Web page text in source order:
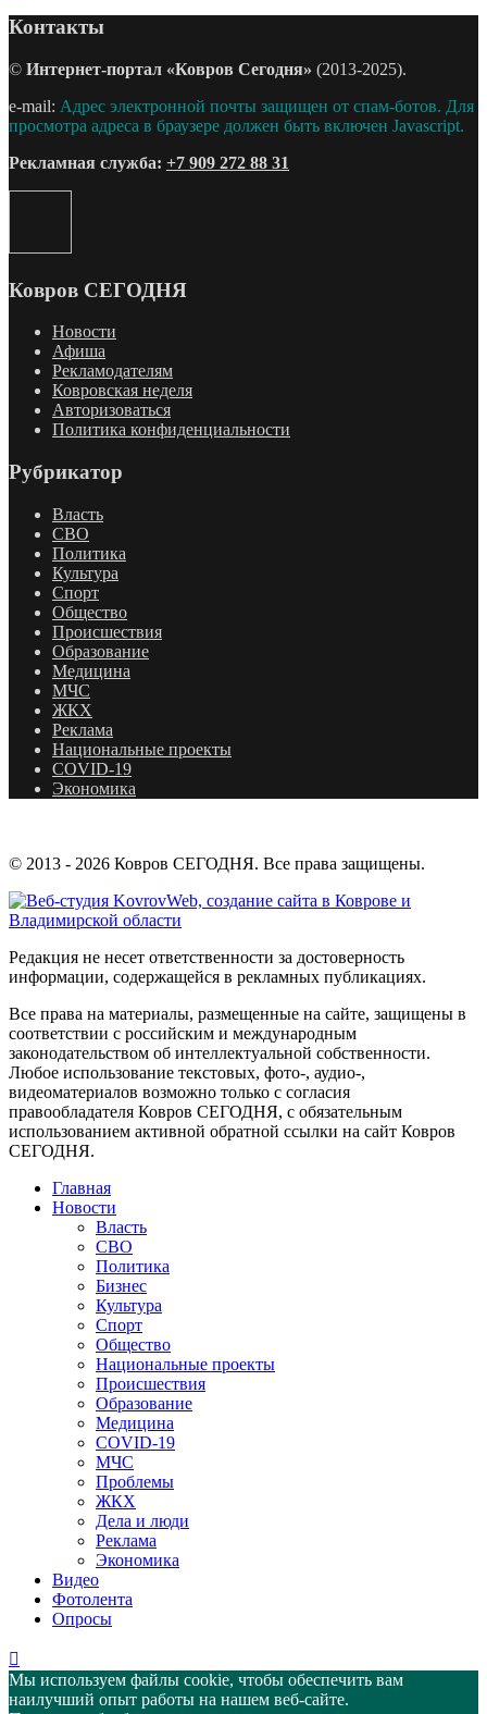
Контакты
© Интернет-портал «Ковров Сегодня» (2013-2025).
e-mail: Адрес электронной почты защищен от спам-ботов. Для
просмотра адреса в браузере должен быть включен Javascript.
Рекламная служба: +7 909 272 88 31
Ковров СЕГОДНЯ
Новости
Афиша
Рекламодателям
Ковровская неделя
Авторизоваться
Политика конфиденциальности
Рубрикатор
Власть
СВО
Политика
Культура
Спорт
Общество
Происшествия
Образование
Медицина
МЧС
ЖКХ
Реклама
Национальные проекты
COVID-19
Экономика
© 2013 - 2026 Ковров СЕГОДНЯ. Все права защищены.
Редакция не несет ответственности за достоверность
информации, содержащейся в рекламных публикациях.
Все права на материалы, размещенные на сайте, защищены в
соответствии с российским и международным
законодательством об интеллектуальной собственности.
Любое использование текстовых, фото-, аудио-,
видеоматериалов возможно только с согласия
правообладателя Ковров СЕГОДНЯ, с обязательным
использованием активной обратной ссылки на сайт Ковров
СЕГОДНЯ.
Главная
Новости
Власть
СВО
Политика
Бизнес
Культура
Спорт
Общество
Национальные проекты
Происшествия
Образование
Медицина
COVID-19
МЧС
Проблемы
ЖКХ
Дела и люди
Реклама
Экономика
Видео
Фотолента
Опросы
Мы используем файлы cookie, чтобы обеспечить вам
наилучший опыт работы на нашем веб-сайте.